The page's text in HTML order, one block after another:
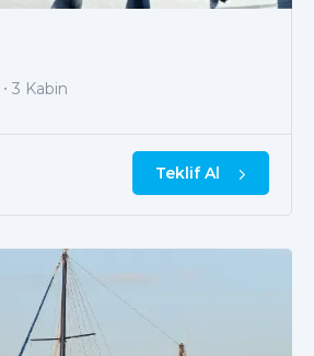
3 Kabin
Teklif Al